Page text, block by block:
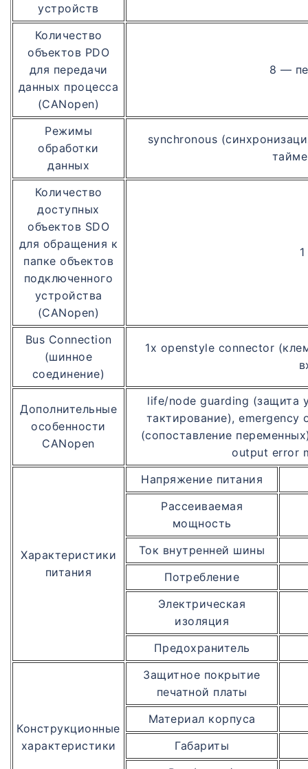
устройств
Количество
объектов PDO
для передачи
данных процесса
(CANopen)
8 —
Режимы
обработки
данных
synchronous
Количество
доступных
объектов SDO
для обращения к
папке объектов
подключенного
устройства
(CANopen)
Bus Connection
(шинное
соединение)
1x openstyle connector
Дополнительные
особенности
CANopen
life/node guarding (защита
тактирование), emergency
(сопоставление
output error
Характеристики
питания
Напряжение питания
Рассеиваемая
мощность
Ток внутренней шины
Потребление
Электрическая
изоляция
Предохранитель
Конструкционные
характеристики
Защитное покрытие
печатной платы
Материал корпуса
Габариты